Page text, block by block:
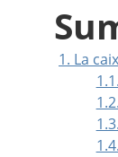
1. La